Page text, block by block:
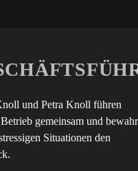
und Petra Knoll führen
gemeinsam und
Situationen den